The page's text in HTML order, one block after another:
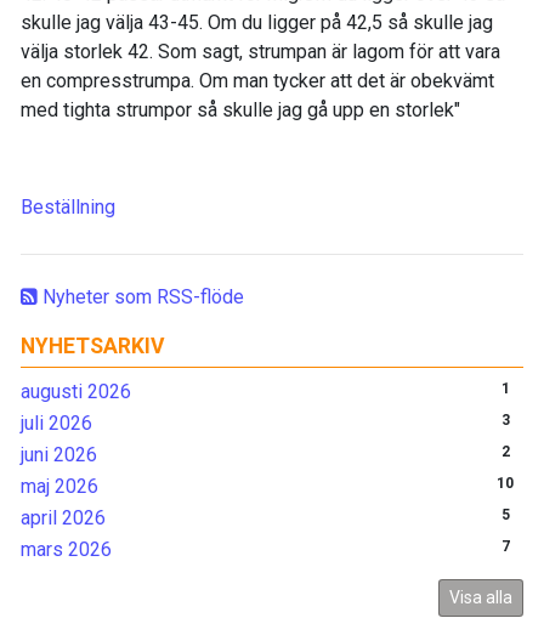
Nyheter som RSS-flöde
NYHETSARKIV
augusti 2026 1
juli 2026 3
juni 2026 2
maj 2026 10
april 2026 5
mars 2026 7
Visa alla
skulle jag välja 43-45. Om du ligger på 42,5 så skulle jag
välja storlek 42. Som sagt, strumpan är lagom för att vara
en compresstrumpa. Om man tycker att det är obekvämt
med tighta strumpor så skulle jag gå upp en storlek"
Beställning